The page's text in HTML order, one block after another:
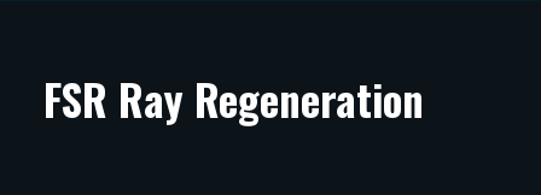
ARTIKKELIT
FSR Ray Regeneration